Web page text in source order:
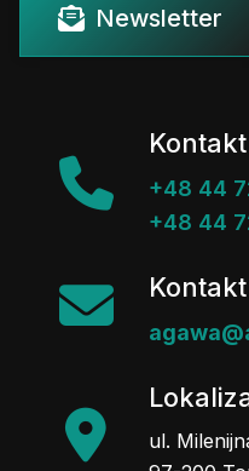
Newsletter
+48 44
+48 44
ul.